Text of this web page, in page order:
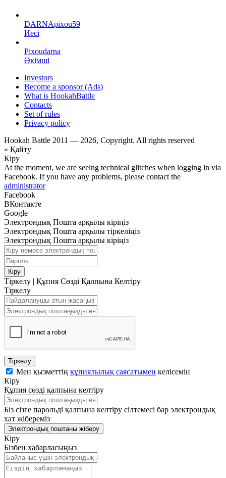
DARNApixou59
Иесі
Pixoudarna
Әкімші
Investors
Become a sponsor (Ads)
What is HookahBattle
Contacts
Set of rules
Privacy policy
Hookah Battle 2011 — 2026, Copyright. All rights reserved
« Қайту
Кіру
At the moment, we are seeing technical glitches when logging in via
Facebook. If you have any problems, please contact the
administrator
Facebook
ВКонтакте
Google
Электрондық Пошта арқылы кіріңіз
Электрондық Пошта арқылы тіркеліңіз
Электрондық Пошта арқылы кіріңіз
Кіру
Тіркелу | Құпия Сөзді Қалпына Келтіру
Тіркелу
Тіркелу
Мен қызметтің құпиялылық саясатымен келісемін
Кіру
Құпия сөзді қалпына келтіру
Біз сізге парольді қалпына келтіру сілтемесі бар электрондық
хат жібереміз
Электрондық поштаны жіберу
Кіру
Бізбен хабарласыңыз